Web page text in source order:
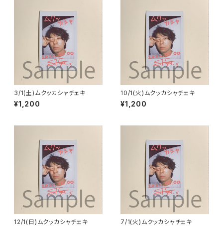
3/1(土)ムクッカシャチェキ
¥1,200
10/1(火)ムクッカシャチェキ
¥1,200
12/1(日)ムクッカシャチェキ 7/1(火)ムクッカシャチェキ